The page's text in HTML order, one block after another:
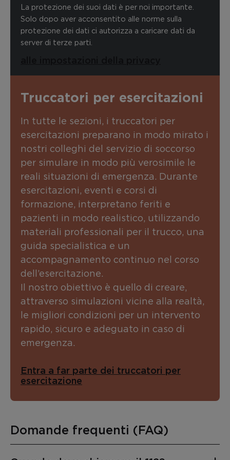
La protezione dei suoi dati è per noi importante.
Solo dopo aver acconsentito alle norme sulla
protezione dei dati ci autorizza a caricare dati da
server di terze parti.
Truccatori per esercitazioni
In tutte le sezioni, i truccatori per
esercitazioni preparano in modo mirato i
nostri colleghi del servizio di soccorso
per simulare in modo più verosimile le
reali situazioni di emergenza. Durante
esercitazioni, eventi e corsi di
formazione, interpretano feriti e
pazienti in modo realistico, utilizzando
materiali professionali per il trucco, una
guida specialistica e un
accompagnamento continuo nel corso
dell’esercitazione.
Il nostro obiettivo è quello di creare,
attraverso simulazioni vicine alla realtà,
le migliori condizioni per un intervento
rapido, sicuro e adeguato in caso di
emergenza.
Entra a far parte dei truccatori per
esercitazione
Domande frequenti (FAQ)